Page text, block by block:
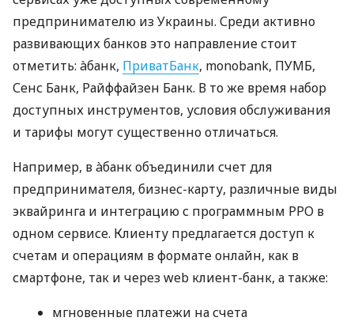
предпринимателю из Украины. Среди активно
развивающих банков это направление стоит
отметить: àбанк, ПриватБанк, monobank, ПУМБ,
Сенс Банк, Райффайзен Банк. В то же время набор
доступных инструментов, условия обслуживания
и тарифы могут существенно отличаться.
Например, в àбанк объединили счет для
предпринимателя, бизнес-карту, различные виды
эквайринга и интеграцию с программным РРО в
одном сервисе. Клиенту предлагается доступ к
счетам и операциям в формате онлайн, как в
смартфоне, так и через web клиент-банк, а также:
мгновенные платежи на счета